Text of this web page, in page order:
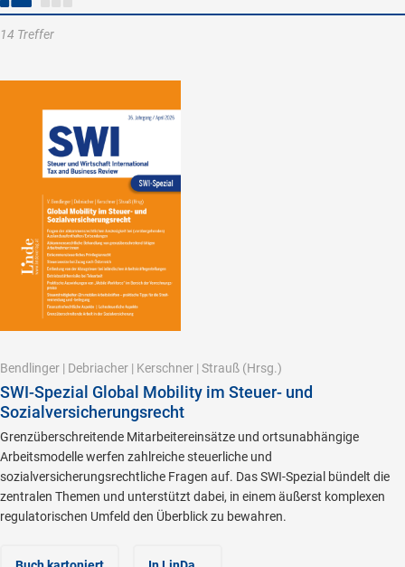
14 Treffer
Bendlinger | Debriacher | Kerschner | Strauß (Hrsg.)
SWI-Spezial Global Mobility im Steuer- und
Sozialversicherungsrecht
Grenzüberschreitende Mitarbeitereinsätze und ortsunabhängige
Arbeitsmodelle werfen zahlreiche steuerliche und
sozialversicherungsrechtliche Fragen auf. Das SWI-Spezial bündelt die
zentralen Themen und unterstützt dabei, in einem äußerst komplexen
regulatorischen Umfeld den Überblick zu bewahren.